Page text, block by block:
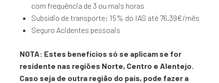
com frequência de 3 ou mais horas
Subsídio de transporte: 15% do IAS até 76.39€/mês
Seguro Acidentes pessoais
NOTA: Estes benefícios só se aplicam se for
residente nas regiões Norte, Centro e Alentejo.
Caso seja de outra região do país, pode fazer a